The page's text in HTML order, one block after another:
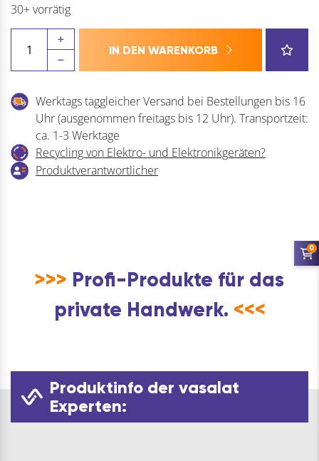
30+ vorrätig
SAGEL
SUB®
Ablage-
Classic
90°
Menge
IN DEN WARENKORB
Werktags taggleicher Versand bei Bestellungen bis 16
Uhr (ausgenommen freitags bis 12 Uhr). Transportzeit:
ca. 1-3 Werktage
Recycling von Elektro- und Elektronikgeräten?
Produktverantwortlicher
>>> Profi-Produkte für das
private Handwerk. <<<
Produktinfo der vasalat
Experten:
0